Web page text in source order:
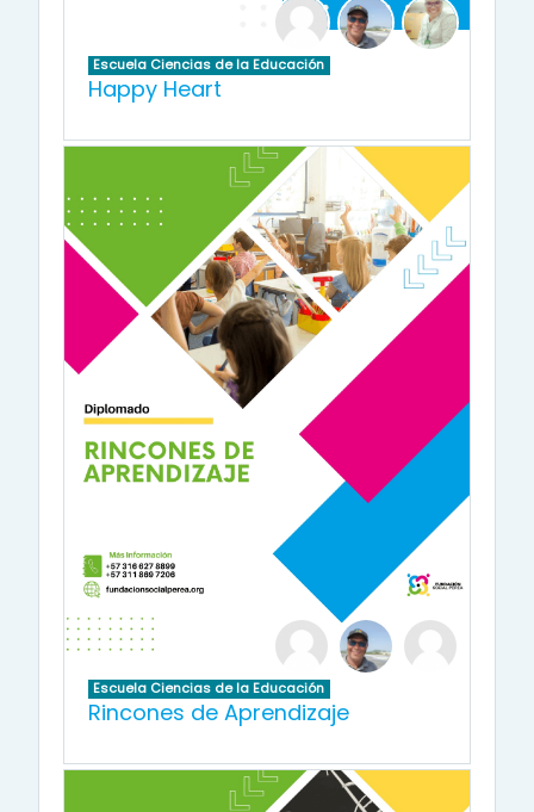
Escuela Ciencias de la Educación
Happy Heart
Escuela Ciencias de la Educación
Rincones de Aprendizaje